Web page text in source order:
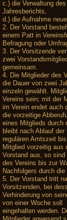
c.) die Verwaltung
Jahresberichts,
d.) die Aufnahme
2. Der Vorstand
einem Patt in
Befragung oder
3. Der Vorsitzende
zwei
gemeinsam.
4. Die Mitglieder des
die Dauer von zwei
einzeln gewählt.
Vereins sein; mit der
im Verein endet auch
die vorzeitige
eines Mitglieds durch
bleibt nach Ablauf der
regulären Amtszeit
Mitglied vorzeitig aus
Vorstand aus, so
des Vereins bis zur
Nachfolgers durch
5. Der Vorstand tritt
Vorsitzenden, bei
Verhinderung von
von einer Woche soll
eingehalten werden.